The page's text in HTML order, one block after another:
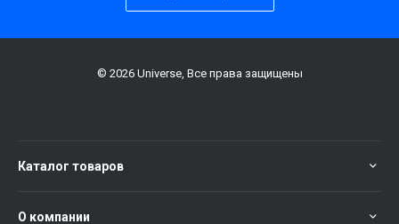
© 2026 Universe, Все права защищены
Каталог товаров
О компании